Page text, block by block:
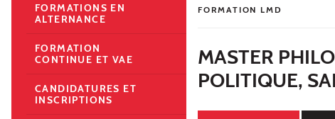
FORMATION LMD
MASTER
POLITIQUE,
FORMATIONS EN
ALTERNANCE
FORMATION
CONTINUE ET VAE
CANDIDATURES ET
INSCRIPTIONS